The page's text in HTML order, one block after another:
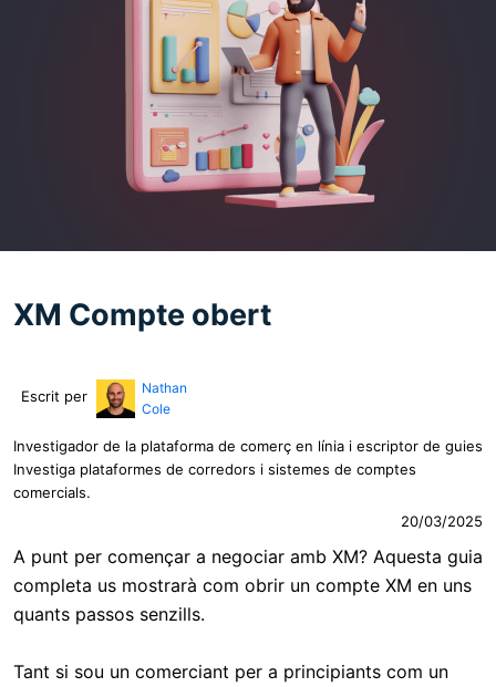
XM Compte obert
Escrit per
Nathan
Cole
Investigador de la plataforma de comerç en línia i escriptor de guies
Investiga plataformes de corredors i sistemes de comptes
comercials.
20/03/2025
A punt per començar a negociar amb XM? Aquesta guia
completa us mostrarà com obrir un compte XM en uns
quants passos senzills.
Tant si sou un comerciant per a principiants com un